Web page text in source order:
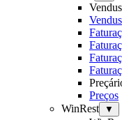
Vendus
Vendus
Preços
WinRest
▼